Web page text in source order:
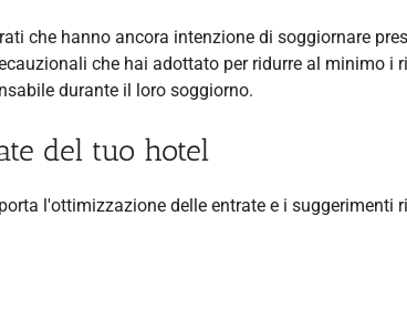
che hanno ancora intenzione di soggiornare
che hai adottato per ridurre al minimo i
durante il loro soggiorno.
del tuo hotel
l'ottimizzazione delle entrate e i suggerimenti